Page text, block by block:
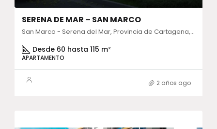
SERENA DE MAR – SAN MARCO
San Marco - Serena del Mar, Provincia de Cartagena, Bolívar, Colombia
Desde 60 hasta 115 m²
APARTAMENTO
2 años ago